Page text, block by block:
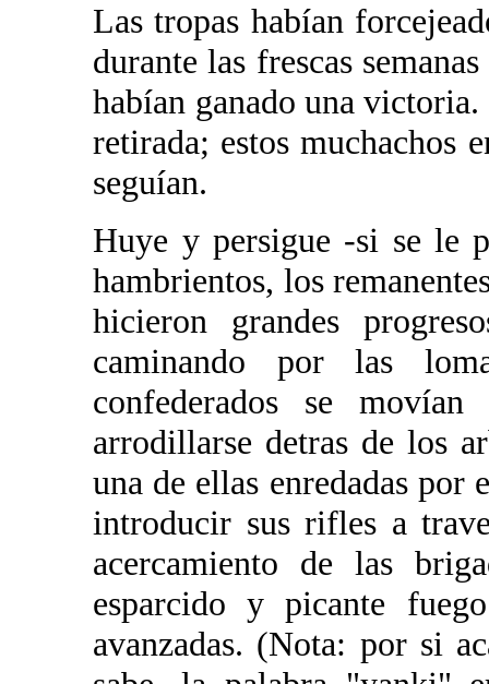
Las tropas habían
durante las frescas
habían ganado una
retirada; estos muchachos
seguían.
Huye y persigue -si se le
hambrientos, los
hicieron grandes
caminando por las
confederados se
arrodillarse detras de los
una de ellas enredadas por
introducir sus rifles a
acercamiento de las
esparcido y picante
avanzadas. (Nota: por si